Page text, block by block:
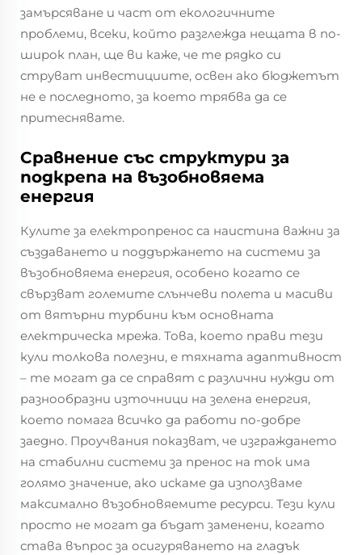
замърсяване и част от екологичните
проблеми, всеки, който разглежда нещата в по-
широк план, ще ви каже, че те рядко си
струват инвестициите, освен ако бюджетът
не е последното, за което трябва да се
притеснявате.
Сравнение със структури за
подкрепа на възобновяема
енергия
Кулите за електропренос са наистина важни за
създаването и поддържането на системи за
възобновяема енергия, особено когато се
свързват големите слънчеви полета и масиви
от вятърни турбини към основната
електрическа мрежа. Това, което прави тези
кули толкова полезни, е тяхната адаптивност
– те могат да се справят с различни нужди от
разнообразни източници на зелена енергия,
което помага всичко да работи по-добре
заедно. Проучвания показват, че изграждането
на стабилни системи за пренос на ток има
голямо значение, ако искаме да използваме
максимално възобновяемите ресурси. Тези кули
просто не могат да бъдат заменени, когато
става въпрос за осигуряването на гладък